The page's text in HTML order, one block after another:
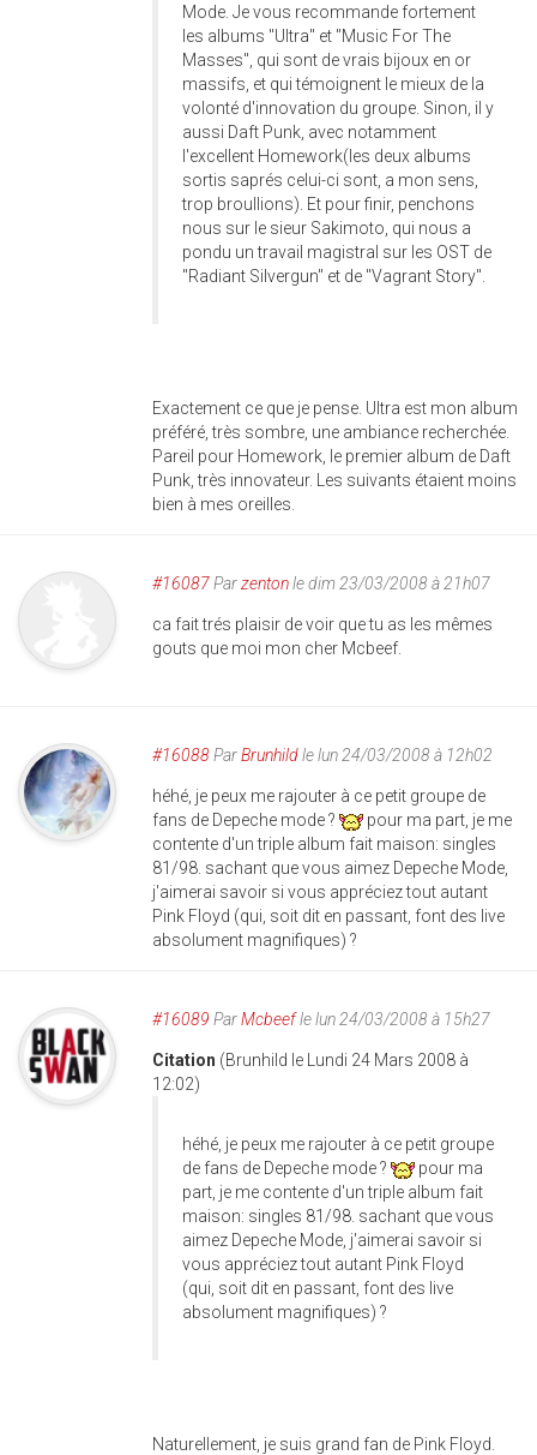
Mode. Je vous recommande fortement
les albums "Ultra" et "Music For The
Masses", qui sont de vrais bijoux en or
massifs, et qui témoignent le mieux de la
volonté d'innovation du groupe. Sinon, il y
aussi Daft Punk, avec notamment
l'excellent Homework(les deux albums
sortis saprés celui-ci sont, a mon sens,
trop broullions). Et pour finir, penchons
nous sur le sieur Sakimoto, qui nous a
pondu un travail magistral sur les OST de
"Radiant Silvergun" et de "Vagrant Story".
Exactement ce que je pense. Ultra est mon album
préféré, très sombre, une ambiance recherchée.
Pareil pour Homework, le premier album de Daft
Punk, très innovateur. Les suivants étaient moins
bien à mes oreilles.
#16087Parzentonle dim 23/03/2008 à 21h07
ca fait trés plaisir de voir que tu as les mêmes
gouts que moi mon cher Mcbeef.
#16088ParBrunhildle lun 24/03/2008 à 12h02
héhé, je peux me rajouter à ce petit groupe de
fans de Depeche mode ?
pour ma part, je me
contente d'un triple album fait maison: singles
81/98. sachant que vous aimez Depeche Mode,
j'aimerai savoir si vous appréciez tout autant
Pink Floyd (qui, soit dit en passant, font des live
absolument magnifiques) ?
#16089 ParMcbeefle lun 24/03/2008 à 15h27
Citation (Brunhild le Lundi 24 Mars 2008 à
12:02)
héhé, je peux me rajouter à ce petit groupe
de fans de Depeche mode ?
pour ma
part, je me contente d'un triple album fait
maison: singles 81/98. sachant que vous
aimez Depeche Mode, j'aimerai savoir si
vous appréciez tout autant Pink Floyd
(qui, soit dit en passant, font des live
absolument magnifiques) ?
Naturellement, je suis grand fan de Pink Floyd.